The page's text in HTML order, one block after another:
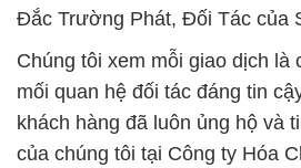
Đắc Trường Phát, Đối Tác của
Chúng tôi xem mỗi giao dịch là
mối quan hệ đối tác đáng tin
khách hàng đã luôn ủng hộ và
của chúng tôi tại Công ty Hóa